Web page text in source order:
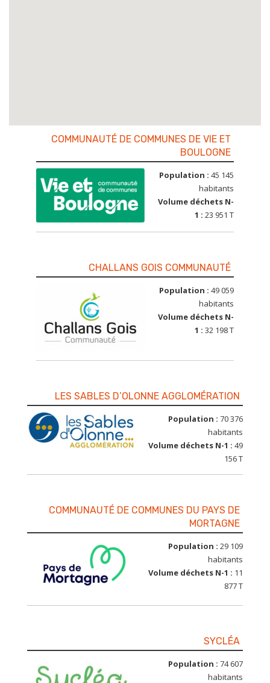
COMMUNAUTÉ DE COMMUNES DE VIE ET
BOULOGNE
Population : 45 145
habitants
Volume déchets N-
1 : 23 951 T
CHALLANS GOIS COMMUNAUTÉ
Population : 49 059
habitants
Volume déchets N-
1 : 32 198 T
LES SABLES D’OLONNE AGGLOMÉRATION
Population : 70 376
habitants
Volume déchets N-1 : 49
156 T
COMMUNAUTÉ DE COMMUNES DU PAYS DE
MORTAGNE
Population : 29 109
habitants
Volume déchets N-1 : 11
877 T
SYCLÉA
Population : 74 607
habitants